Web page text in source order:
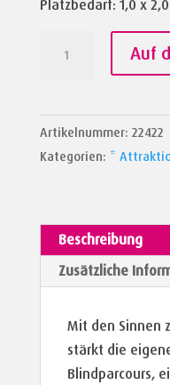
Platzbedarf: 1,0 x
Auf
Artikelnummer: 22422
Kategorien: *
Beschreibung
Zusätzliche
Mit den Sinnen
stärkt die
Blindparcours,